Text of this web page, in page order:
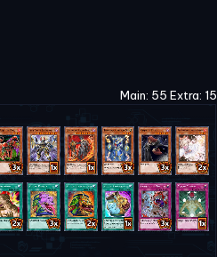
Main: 55 Extra: 15